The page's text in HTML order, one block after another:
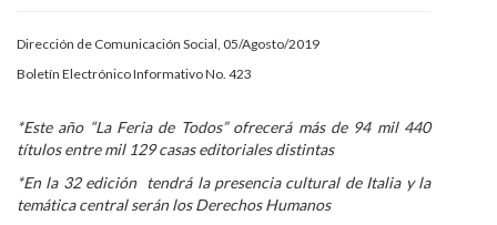
Publicaciones en línea
Acreditación Internacional
Alumnado
Personal
Dirección de Comunicación Social, 05/Agosto/2019
Boletín Electrónico Informativo No. 423
*Este año “La Feria de Todos” ofrecerá más de 94 mil 440
títulos entre mil 129 casas editoriales distintas
*En la 32 edición tendrá la presencia cultural de Italia y la
temática central serán los Derechos Humanos